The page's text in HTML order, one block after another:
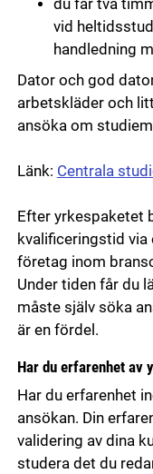
du får två
vid
handledning
Dator och god
arbetskläder och
ansöka om
Länk: Centrala
Efter yrkespaketet
kvalificeringstid via
företag inom
Under tiden får du
måste själv söka
är en fördel.
Har du erfarenhet av
Har du erfarenhet
ansökan. Din
validering av dina
studera det du